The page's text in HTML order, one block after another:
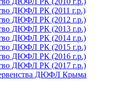
ДЮФЛ РК (2011 г.р.)
ДЮФЛ РК (2012 г.р.)
ДЮФЛ РК (2013 г.р.)
ДЮФЛ РК (2014 г.р.)
ДЮФЛ РК (2015 г.р.)
ДЮФЛ РК (2016 г.р.)
ДЮФЛ РК (2017 г.р.)
ДЮФЛ Крыма